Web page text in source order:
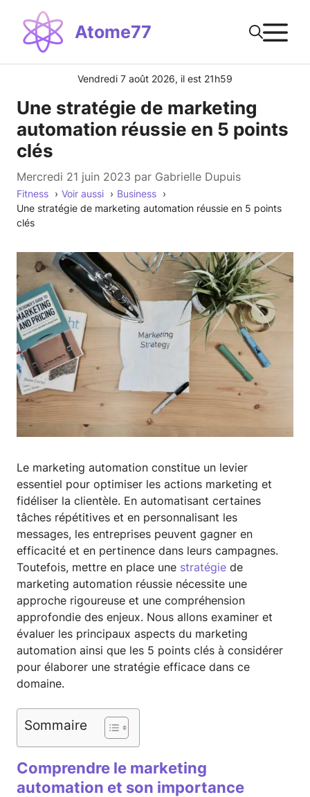
contenu
Atome77
Vendredi 7 août 2026, il est 21h59
Une stratégie de marketing
automation réussie en 5 points
clés
mercredi 21 juin 2023 par Gabrielle Dupuis
Fitness Voir aussi
Business
Une stratégie de marketing automation réussie en 5 points
clés
Le marketing automation constitue un levier
essentiel pour optimiser les actions marketing et
fidéliser la clientèle. En automatisant certaines
tâches répétitives et en personnalisant les
messages, les entreprises peuvent gagner en
efficacité et en pertinence dans leurs campagnes.
Toutefois, mettre en place une stratégie de
marketing automation réussie nécessite une
approche rigoureuse et une compréhension
approfondie des enjeux. Nous allons examiner et
évaluer les principaux aspects du marketing
automation ainsi que les 5 points clés à considérer
pour élaborer une stratégie efficace dans ce
domaine.
Sommaire
Comprendre le marketing
automation et son importance